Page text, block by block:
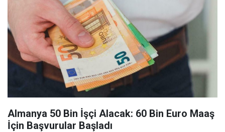
Almanya 50 Bin İşçi Alacak: 60 Bin Euro Maaş
İçin Başvurular Başladı